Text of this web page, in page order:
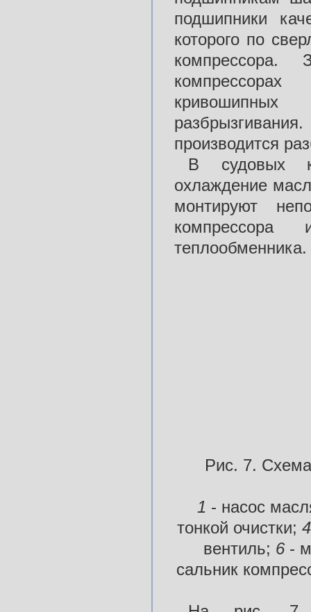
подшипники
которого по
компрессора.
производится
В судовых
охлаждение
монтируют
теплообменника.
Рис. 7. Схема
1 - насос
тонкой очистки;
вентиль; 6 -
сальник